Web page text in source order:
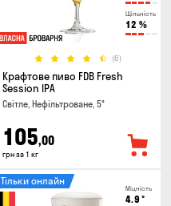
Щільність
12 %
(6)
Крафтове пиво FDB Fresh
Session IPA
Світле, Нефільтроване, 5°
105,00
грн за 1 кг
Міцність
4.9 °
Тільки онлайн